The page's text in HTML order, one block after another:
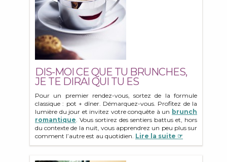
DIS-MOI CE QUE TU BRUNCHES,
JE TE DIRAI QUI TU ES
Pour un premier rendez-vous, sortez de la formule
classique : pot + dîner. Démarquez-vous. Profitez de la
lumière du jour et invitez votre conquête à un brunch
romantique. Vous sortirez des sentiers battus et, hors
du contexte de la nuit, vous apprendrez un peu plus sur
comment l’autre est au quotidien. Lire la suite ☞